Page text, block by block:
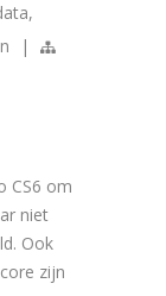
,
|
CS6 om
niet
Ook
zijn